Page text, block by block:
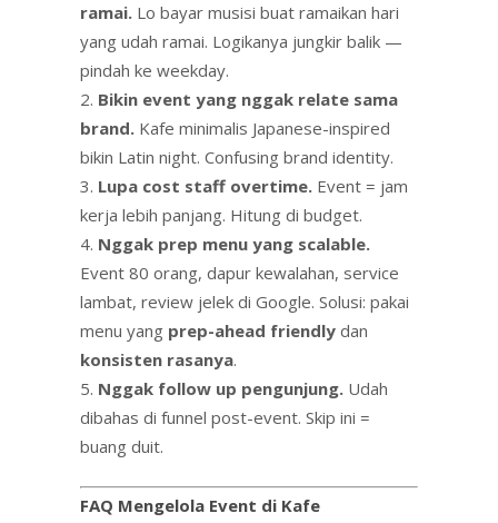
ramai.Lo bayar musisi buat ramaikan hari
yang udah ramai. Logikanya jungkir balik —
pindah ke weekday.
Bikin event yang nggak relate sama
brand.Kafe minimalis Japanese-inspired
bikin Latin night. Confusing brand identity.
Lupa cost staff overtime.Event = jam
kerja lebih panjang. Hitung di budget.
Nggak prep menu yang scalable.
Event 80 orang, dapur kewalahan, service
lambat, review jelek di Google. Solusi: pakai
menu yang prep-ahead friendlydan
konsisten rasanya.
Nggak follow up pengunjung.Udah
dibahas di funnel post-event. Skip ini =
buang duit.
FAQ Mengelola Event di Kafe